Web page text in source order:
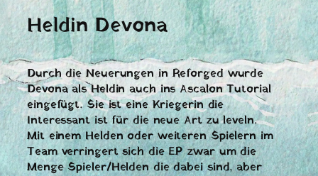
Heldin Devona
Durch die Neuerungen in Reforged wurde
Devona als Heldin auch ins Ascalon Tutorial
eingefügt. Sie ist eine Kriegerin die
Interessant ist für die neue Art zu leveln.
Mit einem Helden oder weiteren Spielern im
Team verringert sich die EP zwar um die
Menge Spieler/Helden die dabei sind, aber